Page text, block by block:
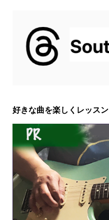
好きな曲を楽しくレッスン